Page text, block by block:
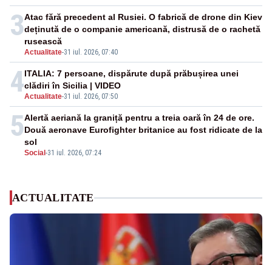
3
Actualitate-31 iul. 2026, 07:40
Atac fără precedent al Rusiei. O fabrică de drone din Kiev
deținută de o companie americană, distrusă de o rachetă
rusească
4Actualitate-31 iul. 2026, 07:50
ITALIA: 7 persoane, dispărute după prăbușirea unei
clădiri în Sicilia | VIDEO
5
Social -31 iul. 2026, 07:24
Alertă aeriană la graniță pentru a treia oară în 24 de ore.
Două aeronave Eurofighter britanice au fost ridicate de la
sol
ACTUALITATE